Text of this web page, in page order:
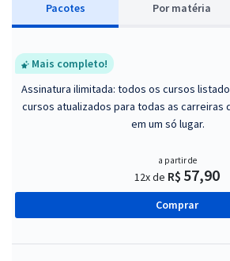
Pacotes Por matéria
Mais completo!
Assinatura ilimitada: todos os cursos
cursos atualizados para todas as carreiras
em um só lugar.
a partir de
12x de R$ 57,90
Comprar